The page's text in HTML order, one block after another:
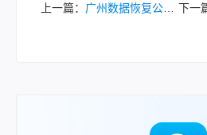
上一篇： 广州数据恢复公司哪家好？精选五家本地权威机构！ 下一